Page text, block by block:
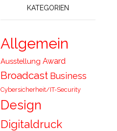
KATEGORIEN
Allgemein
Ausstellung Award
Broadcast Business
Cybersicherheit/IT-Security
Design
Digitaldruck